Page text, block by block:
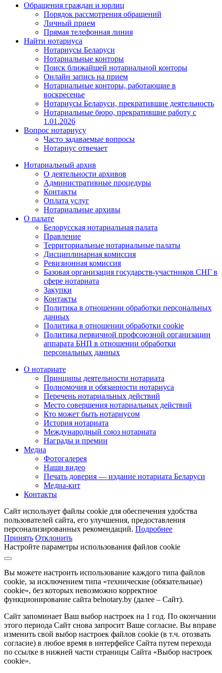
Обращения граждан и юрлиц
Порядок рассмотрения обращений
Личный прием
Прямая телефонная линия
Найти нотариуса
Нотариусы Беларуси
Нотариальные конторы
Поиск ближайшей нотариальной конторы
Онлайн запись на прием
Нотариальные конторы, работающие в
воскресенье
Нотариусы Беларуси, прекратившие деятельность
Нотариальные бюро, прекратившие работу с
1.01.2026
Вопрос нотариусу
Часто задаваемые вопросы
Нотариус отвечает
Нотариальный архив
О деятельности архивов
Административные процедуры
Контакты
Оплата услуг
Нотариальные архивы
О палате
Белорусская нотариальная палата
Правление
Территориальные нотариальные палаты
Дисциплинарная комиссия
Ревизионная комиссия
Базовая организация государств-участников СНГ в
сфере нотариата
Закупки
Контакты
Политика в отношении обработки персональных
данных
Политика в отношении обработки cookie
Политика первичной профсоюзной организации
аппарата БНП в отношении обработки
персональных данных
О нотариате
Принципы деятельности нотариата
Полномочия и обязанности нотариуса
Перечень нотариальных действий
Место совершения нотариальных действий
Кто может быть нотариусом
История нотариата
Международный союз нотариата
Награды и премии
Медиа
Фотогалерея
Наши видео
Печать доверия — издание нотариата Беларуси
Медиа-кит
Контакты
Сайт использует файлы cookie для обеспечения удобства
пользователей сайта, его улучшения, предоставления
персонализированных рекомендаций. Подробнее
Принять Отклонить
Настройте параметры использования файлов cookie
Вы можете настроить использование каждого типа файлов
cookie, за исключением типа «технические (обязательные)
cookie», без которых невозможно корректное
функционирование сайта belnotary.by (далее – Сайт).
Сайт запоминает Ваш выбор настроек на 1 год. По окончании
этого периода Сайт снова запросит Ваше согласие. Вы вправе
изменить свой выбор настроек файлов cookie (в т.ч. отозвать
согласие) в любое время в интерфейсе Сайта путем перехода
по ссылке в нижней части страницы Сайта «Выбор настроек
cookie».